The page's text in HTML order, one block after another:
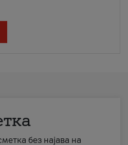
без најава на